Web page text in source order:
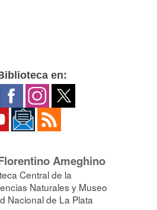
en:
Ameghino
Central de la
Naturales y Museo
Nacional de La Plata